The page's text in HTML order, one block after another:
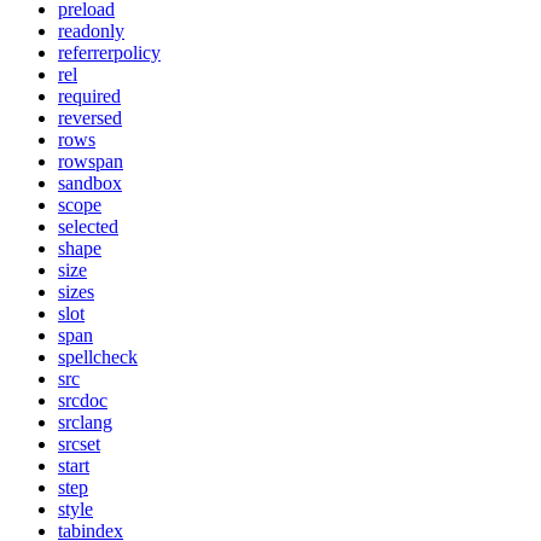
preload
readonly
referrerpolicy
rel
required
reversed
rows
rowspan
sandbox
scope
selected
shape
size
sizes
slot
span
spellcheck
src
srcdoc
srclang
srcset
start
step
style
tabindex